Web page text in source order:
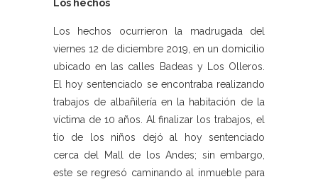
Los hechos
Los hechos ocurrieron la madrugada del
viernes 12 de diciembre 2019, en un domicilio
ubicado en las calles Badeas y Los Olleros.
El hoy sentenciado se encontraba realizando
trabajos de albañilería en la habitación de la
víctima de 10 años. Al finalizar los trabajos, el
tío de los niños dejó al hoy sentenciado
cerca del Mall de los Andes; sin embargo,
este se regresó caminando al inmueble para